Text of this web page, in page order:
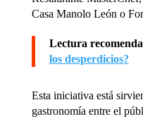
Casa Manolo León o
Lectura
los desperdicios?
Esta iniciativa está
gastronomía entre el